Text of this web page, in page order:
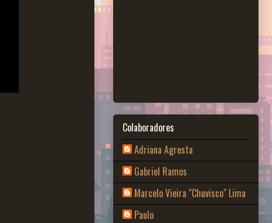
Colaboradores
Adriana Agresta
Gabriel Ramos
Marcelo Vieira "Chuvisco" Lima
Paulo